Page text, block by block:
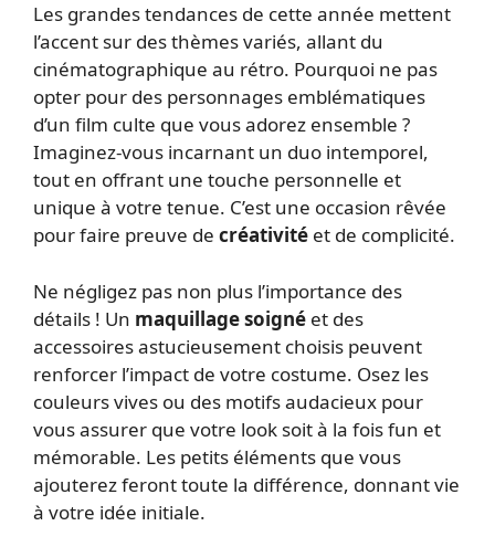
Les grandes tendances de cette année mettent
l’accent sur des thèmes variés, allant du
cinématographique au rétro. Pourquoi ne pas
opter pour des personnages emblématiques
d’un film culte que vous adorez ensemble ?
Imaginez-vous incarnant un duo intemporel,
tout en offrant une touche personnelle et
unique à votre tenue. C’est une occasion rêvée
pour faire preuve de créativité et de complicité.
Ne négligez pas non plus l’importance des
détails ! Un maquillage soigné et des
accessoires astucieusement choisis peuvent
renforcer l’impact de votre costume. Osez les
couleurs vives ou des motifs audacieux pour
vous assurer que votre look soit à la fois fun et
mémorable. Les petits éléments que vous
ajouterez feront toute la différence, donnant vie
à votre idée initiale.